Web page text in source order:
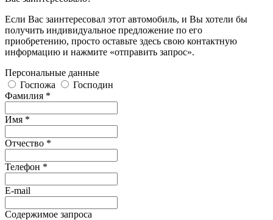
Если Вас заинтересовал этот автомобиль, и Вы хотели бы
получить индивидуальное предложение по его
приобретению, просто оставьте здесь свою контактную
информацию и нажмите «отправить запрос».
Персональные данные
Госпожа
Господин
Фамилия *
Имя *
Отчество *
Телефон *
E-mail
Содержимое запроса